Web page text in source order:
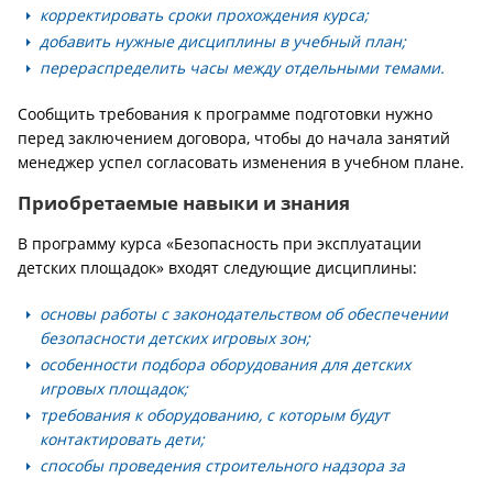
корректировать сроки прохождения курса;
добавить нужные дисциплины в учебный план;
перераспределить часы между отдельными темами.
Сообщить требования к программе подготовки нужно
перед заключением договора, чтобы до начала занятий
менеджер успел согласовать изменения в учебном плане.
Приобретаемые навыки и знания
В программу курса «Безопасность при эксплуатации
детских площадок» входят следующие дисциплины:
основы работы с законодательством об обеспечении
безопасности детских игровых зон;
особенности подбора оборудования для детских
игровых площадок;
требования к оборудованию, с которым будут
контактировать дети;
способы проведения строительного надзора за